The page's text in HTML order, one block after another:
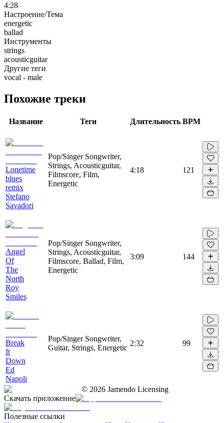
4:28
Настроение/Тема
energetic
ballad
Инструменты
strings
acousticguitar
Другие теги
vocal - male
Похожие треки
Название Теги Длительность BPM
Lonetime
blues
remix
Stefano
Savadori
Pop/Singer Songwriter,
Strings, Acousticguitar,
Filmscore, Film,
Energetic
4:18 121
Angel
Of
The
North
Roy
Smiles
Pop/Singer Songwriter,
Strings, Acousticguitar,
Filmscore, Ballad, Film,
Energetic
3:09 144
Break
It
Down
Ed
Napoli
Pop/Singer Songwriter,
Guitar, Strings, Energetic
2:32 99
© 2026 Jamendo Licensing
Скачать приложение
Полезные ссылки